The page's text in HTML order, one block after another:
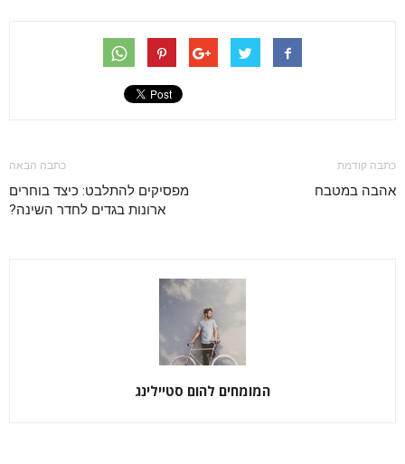
כתבה קודמת
אהבה במטבח
כתבה הבאה
מפסיקים להתלבט: כיצד בוחרים
ארונות בגדים לחדר השינה?
המומחים להום סטיילינג